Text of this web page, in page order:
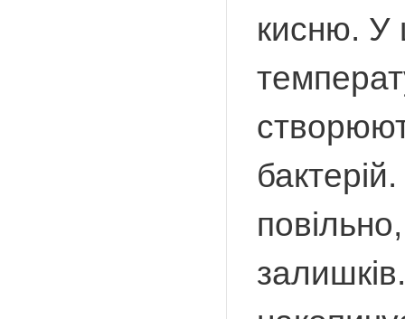
кисню. У